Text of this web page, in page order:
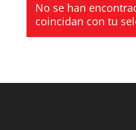
No se han
coincidan con tu